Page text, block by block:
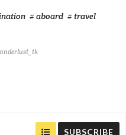
# aboard # travel
SUBSCRIBE